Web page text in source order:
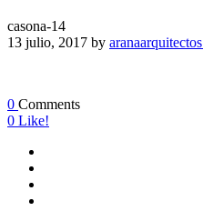
casona-14
13 julio, 2017 by aranaarquitectos
0 Comments
0 Like!